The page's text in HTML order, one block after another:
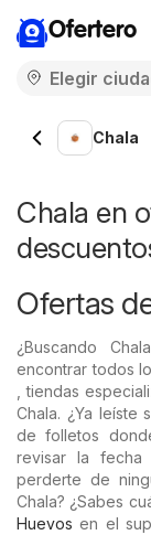
Ofertero
Chala
Chala en
Ofertas
¿Buscando
encontrar todos
, tiendas
Chala. ¿Ya leíste
de folletos
revisar la
perderte de
Chala? ¿Sabes
Huevos en el